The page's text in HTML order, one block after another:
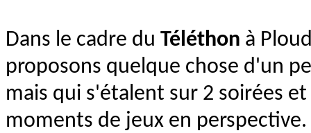
Dans le cadre du Téléthon à
proposons quelque chose d'un
mais qui s'étalent sur 2 soirées
moments de jeux en